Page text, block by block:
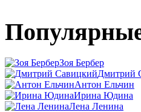
Зоя Бербер
Дмитрий
Антон Ельчин
Ирина Юдина
Лена Ленина